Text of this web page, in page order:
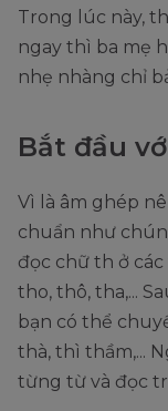
Trong lúc này,
ngay thì ba mẹ
nhẹ nhàng chỉ
Bắt đầu
Vì là âm ghép
chuẩn như
đọc chữ th ở
tho, thô, tha,...
bạn có thể
thà, thì thầm,...
từng từ và đọc